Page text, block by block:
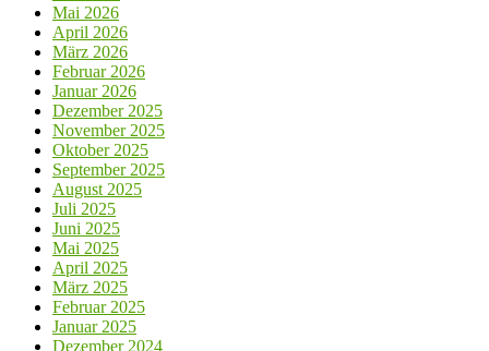
Mai 2026
April 2026
März 2026
Februar 2026
Januar 2026
Dezember 2025
November 2025
Oktober 2025
September 2025
August 2025
Juli 2025
Juni 2025
Mai 2025
April 2025
März 2025
Februar 2025
Januar 2025
Dezember 2024